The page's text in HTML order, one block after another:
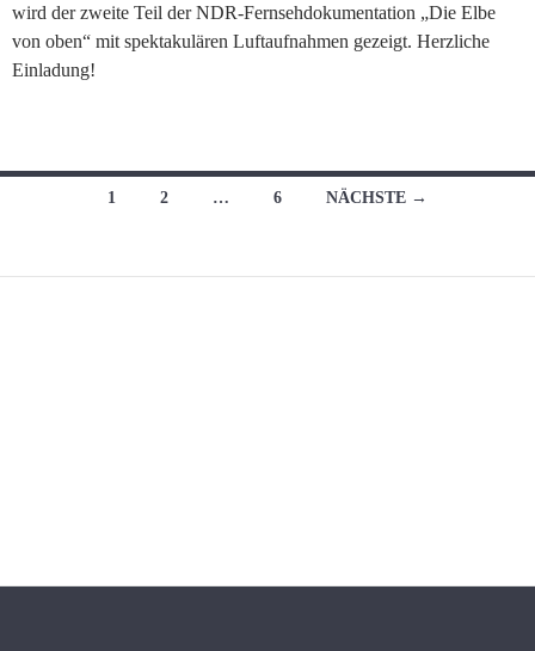
wird der zweite Teil der NDR-Fernsehdokumentation „Die Elbe
von oben“ mit spektakulären Luftaufnahmen gezeigt. Herzliche
Einladung!
Beitragsnavigation
1 2 … 6 NÄCHSTE →